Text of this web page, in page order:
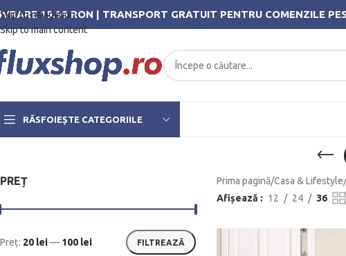
Skip to navigation
Skip to main content
19.99 RON | TRANSPORT GRATUIT PENTRU COMENZILE
RĂSFOIEȘTE CATEGORIILE
PREȚ
FILTREAZĂ
Preț: 20 lei— 100 lei
Prima pagină/Casa & Lifestyle/
Afișează
12 24 36